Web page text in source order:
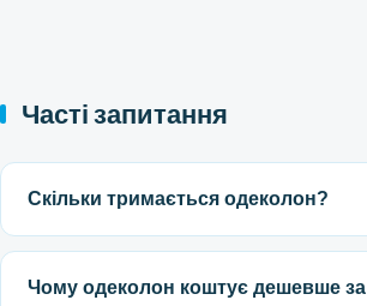
Часті запитання
Скільки тримається одеколон?
Чому одеколон коштує дешевше за